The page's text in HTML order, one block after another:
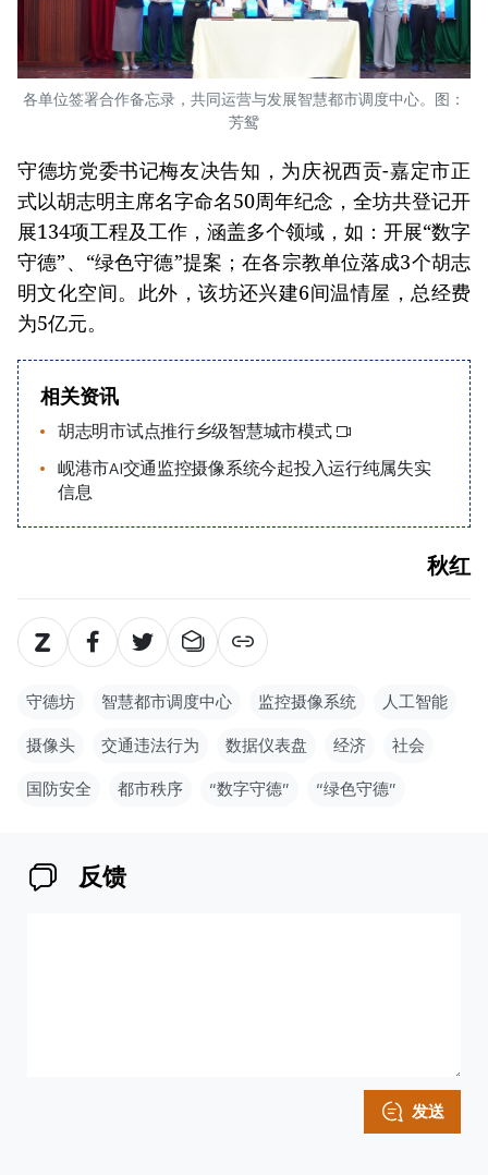
各单位签署合作备忘录，共同运营与发展智慧都市调度中心。图：
芳鸳
守德坊党委书记梅友决告知，为庆祝西贡-嘉定市正
式以胡志明主席名字命名50周年纪念，全坊共登记开
展134项工程及工作，涵盖多个领域，如：开展“数字
守德”、“绿色守德”提案；在各宗教单位落成3个胡志
明文化空间。此外，该坊还兴建6间温情屋，总经费
为5亿元。
相关资讯
胡志明市试点推行乡级智慧城市模式
岘港市AI交通监控摄像系统今起投入运行纯属失实
信息
秋红
守德坊 智慧都市调度中心 监控摄像系统 人工智能
摄像头 交通违法行为 数据仪表盘 经济 社会
国防安全 都市秩序 “数字守德” “绿色守德”
反馈
发送